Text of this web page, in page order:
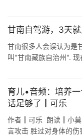
甘南自驾游，3天
甘南很多人会误认为是
叫"甘南藏族自治州".
育儿•音频：培养
话足够了┃可乐
作者┃可乐 朗读┃小
言攻击 胜过对身体的